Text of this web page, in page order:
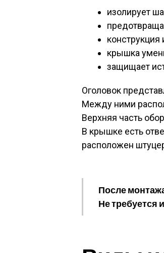
изолирует
крышка
защищает
Оголовок
Между ними
Верхняя часть
В крышке есть
расположен
После
Не требуется